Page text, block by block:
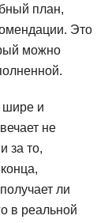
план,
Это
можно
шире и
не
за то,
ли
в реальной